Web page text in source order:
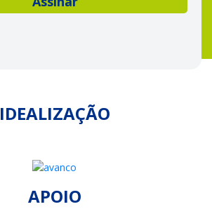
IDEALIZAÇÃO
APOIO